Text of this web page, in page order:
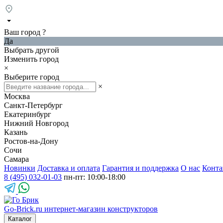
Ваш город ?
Да
Выбрать другой
Изменить город
×
Выберите город
×
Москва
Санкт-Петербург
Екатеринбург
Нижний Новгород
Казань
Ростов-на-Дону
Сочи
Самара
Новинки Доставка и оплата Гарантия и поддержка О нас
8 (495) 032-01-03 пн-пт: 10:00-18:00
Go-Brick.ru интернет-магазин конструкторов
Каталог